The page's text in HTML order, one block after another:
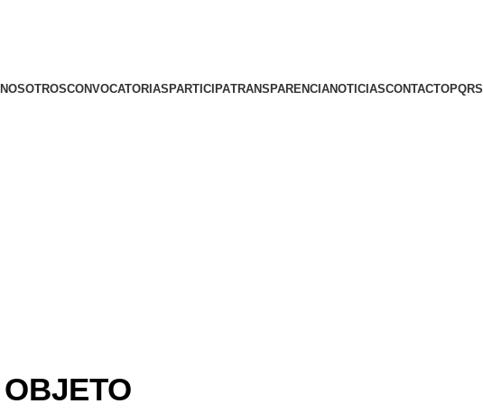
NOSOTROSCONVOCATORIAS PARTICIPATRANSPARENCIANOTICIASCONTACTOPQRS
OBJETO